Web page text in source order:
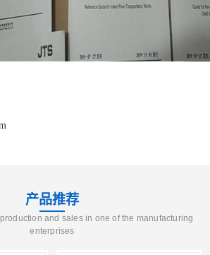
产品推荐
and sales in one of the manufacturing
enterprises